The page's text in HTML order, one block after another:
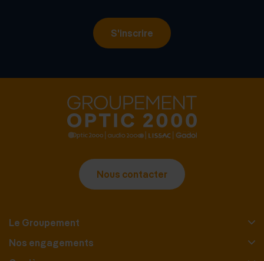
Nous contacter
Le Groupement
Nos engagements
S'inscrire